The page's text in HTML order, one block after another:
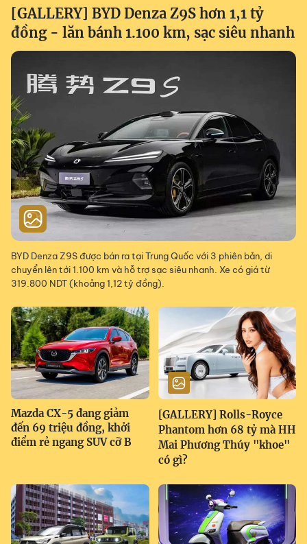
[GALLERY] BYD Denza Z9S hơn 1,1 tỷ
đồng - lăn bánh 1.100 km, sạc siêu nhanh
BYD Denza Z9S được bán ra tại Trung Quốc với 3 phiên bản, di
chuyển lên tới 1.100 km và hỗ trợ sạc siêu nhanh. Xe có giá từ
319.800 NDT (khoảng 1,12 tỷ đồng).
Mazda CX-5 đang giảm
đến 69 triệu đồng, khởi
điểm rẻ ngang SUV cỡ B
[GALLERY] Rolls-Royce
Phantom hơn 68 tỷ mà HH
Mai Phương Thúy "khoe"
có gì?